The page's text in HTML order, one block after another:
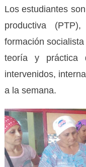
Los estudiantes
productiva
formación
teoría y práctica
intervenidos,
a la semana.